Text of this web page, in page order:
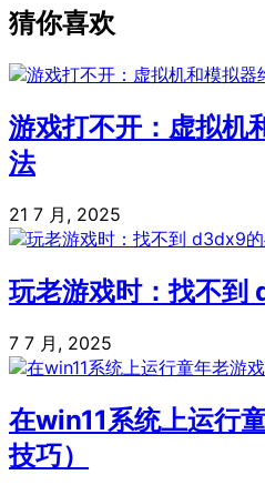
猜你喜欢
游戏打不开：虚拟机
法
21 7 月, 2025
玩老游戏时：找不到
7 7 月, 2025
在win11系统上运行
技巧）